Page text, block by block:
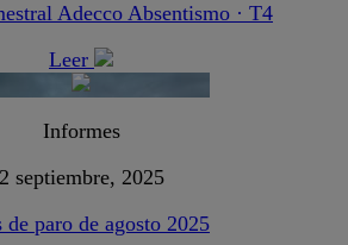
Adecco Absentismo · T4
Leer
Informes
2 septiembre, 2025
de paro de agosto 2025